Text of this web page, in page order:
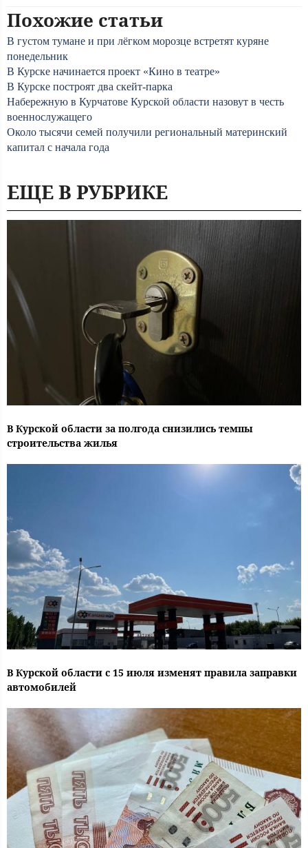
Похожие статьи
В густом тумане и при лёгком морозце встретят куряне
понедельник
В Курске начинается проект «Кино в театре»
В Курске построят два скейт-парка
Набережную в Курчатове Курской области назовут в честь
военнослужащего
Около тысячи семей получили региональный материнский
капитал с начала года
ЕЩЕ В РУБРИКЕ
В Курской области за полгода снизились темпы
строительства жилья
В Курской области с 15 июля изменят правила заправки
автомобилей